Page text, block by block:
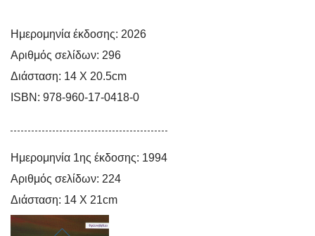
Ελλάδα και Μάης
Μαζί!
Ημερομηνία έκδοσης: 2026
Αριθμός σελίδων: 296
Διάσταση: 14 Χ 20.5cm
ISBN: 978-960-17-0418-0
Ημερομηνία 1ης έκδοσης: 1994
Αριθμός σελίδων: 224
Διάσταση: 14 Χ 21cm